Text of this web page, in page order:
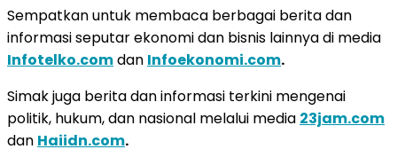
Sempatkan untuk membaca berbagai berita dan
informasi seputar ekonomi dan bisnis lainnya di media
Infotelko.comdan Infoekonomi.com.
Simak juga berita dan informasi terkini mengenai
politik, hukum, dan nasional melalui media 23jam.com
dan Haiidn.com.